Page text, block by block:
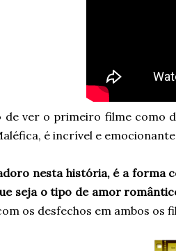
de ver o primeiro filme como
é incrível e
nesta história, é a
seja o tipo de amor
os desfechos em ambos